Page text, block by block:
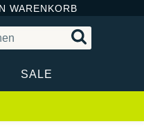
WARENKORB
SALE